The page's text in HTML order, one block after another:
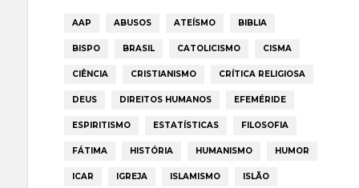
AAP ABUSOS ATEÍSMO BIBLIA
BISPO BRASIL CATOLICISMO CISMA
CIÊNCIA CRISTIANISMO CRÍTICA RELIGIOSA
DEUS DIREITOS HUMANOS EFEMÉRIDE
ESPIRITISMO ESTATÍSTICAS FILOSOFIA
FÁTIMA HISTÓRIA HUMANISMO HUMOR
ICAR IGREJA ISLAMISMO ISLÃO